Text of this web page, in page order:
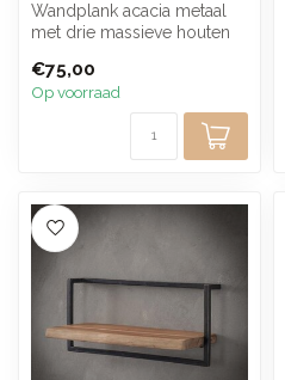
Wandplank acacia metaal
met drie massieve houten
warm...
€75,00
Op voorraad